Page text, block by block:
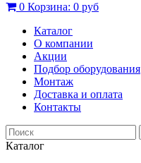
0 Корзина: 0 руб
Каталог
О компании
Акции
Подбор оборудования
Монтаж
Доставка и оплата
Контакты
Каталог